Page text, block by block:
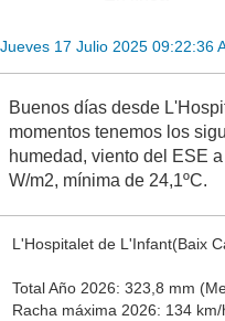
Jueves 17 Julio 2025 09:22:36
Buenos días desde
momentos tenemos los
humedad, viento del ESE
W/m2, mínima de 24,1ºC.
L'Hospitalet de L'Infant(Baix
Total Año 2026: 323,8 mm
Racha máxima 2026: 134